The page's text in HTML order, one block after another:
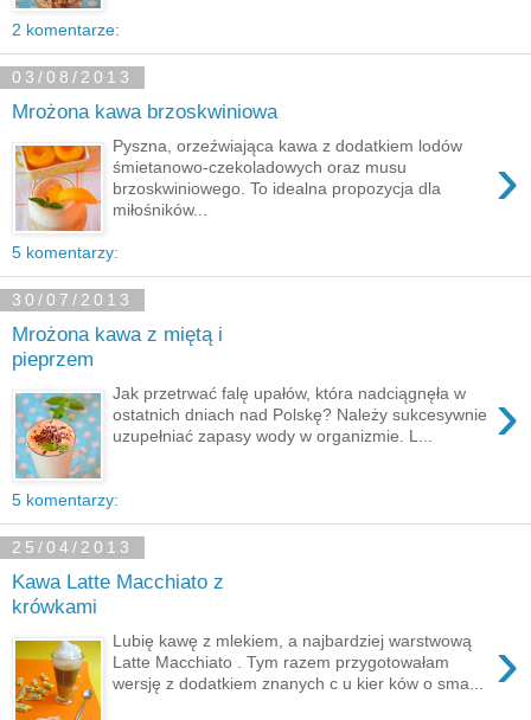
2 komentarze:
03/08/2013
Mrożona kawa brzoskwiniowa
›
Pyszna, orzeźwiająca kawa z dodatkiem lodów
śmietanowo-czekoladowych oraz musu
brzoskwiniowego. To idealna propozycja dla
miłośników...
5 komentarzy:
30/07/2013
Mrożona kawa z miętą i
pieprzem
›
Jak przetrwać falę upałów, która nadciągnęła w
ostatnich dniach nad Polskę? Należy sukcesywnie
uzupełniać zapasy wody w organizmie. L...
5 komentarzy:
25/04/2013
Kawa Latte Macchiato z
krówkami
›
Lubię kawę z mlekiem, a najbardziej warstwową
Latte Macchiato . Tym razem przygotowałam
wersję z dodatkiem znanych c u kier ków o sma...